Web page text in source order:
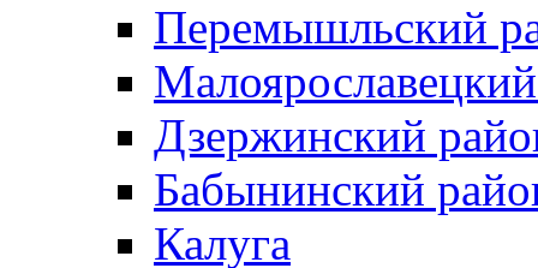
Перемышльский
Дзержинский
Бабынинский
Калуга